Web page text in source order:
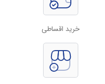
خرید اقساطی